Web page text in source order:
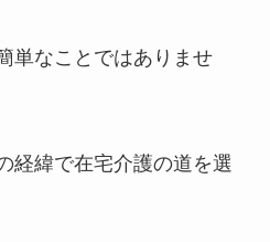
単なことではありませ
経緯で在宅介護の道を選